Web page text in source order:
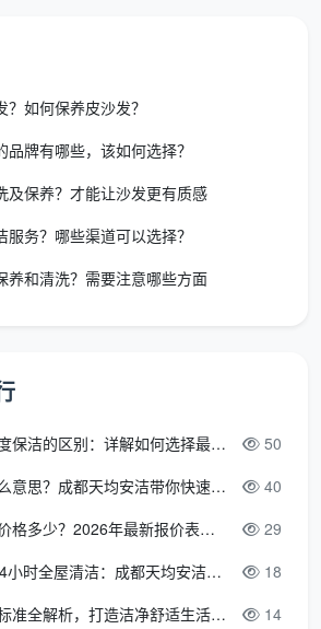
包入住的家。除了
先给门框、已安装的智能门锁做覆膜
。
率商用吸尘器从天花边吊开始，一路
屉滑轨。
不同颜色的毛巾对应不同区域，玻
不会混用一条抹布。
胶点、油漆点用中性清洁剂点涂，在
？如何保养皮沙发？
品牌有哪些，该如何选择？
及保养？才能让沙发更有质感
服务？哪些渠道可以选择？
养和清洗？需要注意哪些方面
日常保洁和深度保洁的区别：详解如何选择最适合的清洁服务 50
日常保洁是什么意思？成都天均安洁带你快速区分“日常vs深度vs开荒” 40
成都保洁服务价格多少？2026年最新报价表来了，这一篇看透所有费用 29
日常保洁99元4小时全屋清洁：成都天均安洁保洁超值服务全解析 18
专业日常保洁标准全解析，打造洁净舒适生活空间 14